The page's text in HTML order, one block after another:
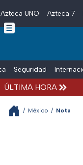
Skip to main content
Azteca UNO Azteca 7
Seguridad
ÚLTIMA HORA
/ México / Nota